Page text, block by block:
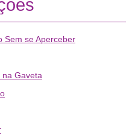
Sem se Aperceber
na Gaveta